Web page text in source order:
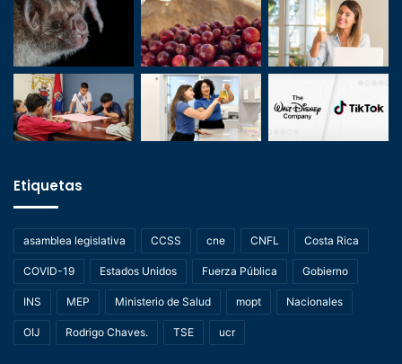
Etiquetas
asamblea legislativa CCSS cne CNFL Costa Rica
COVID-19 Estados Unidos Fuerza Pública Gobierno
INS MEP Ministerio de Salud mopt Nacionales
OIJ Rodrigo Chaves. TSE ucr